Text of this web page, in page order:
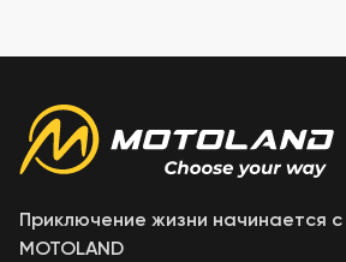
Приключение жизни начинается с
MOTOLAND